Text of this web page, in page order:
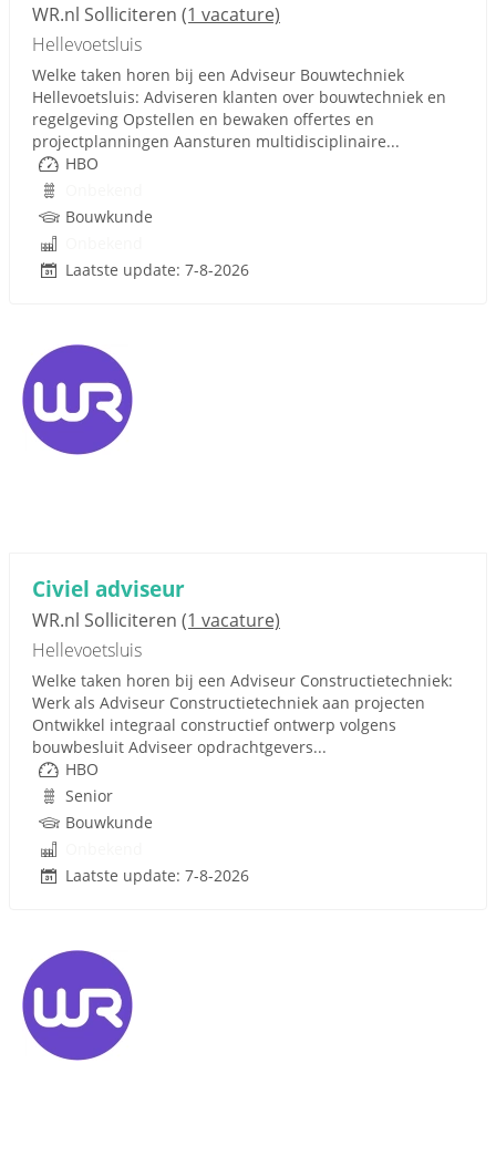
WR.nl Solliciteren (1 vacature)
Hellevoetsluis
Welke taken horen bij een Adviseur Bouwtechniek
Hellevoetsluis: Adviseren klanten over bouwtechniek en
regelgeving Opstellen en bewaken offertes en
projectplanningen Aansturen multidisciplinaire...
HBO
Bouwkunde
Laatste update: 7-8-2026
Civiel adviseur
WR.nl Solliciteren (1 vacature)
Hellevoetsluis
Welke taken horen bij een Adviseur Constructietechniek:
Werk als Adviseur Constructietechniek aan projecten
Ontwikkel integraal constructief ontwerp volgens
bouwbesluit Adviseer opdrachtgevers...
HBO
Senior
Bouwkunde
Laatste update: 7-8-2026